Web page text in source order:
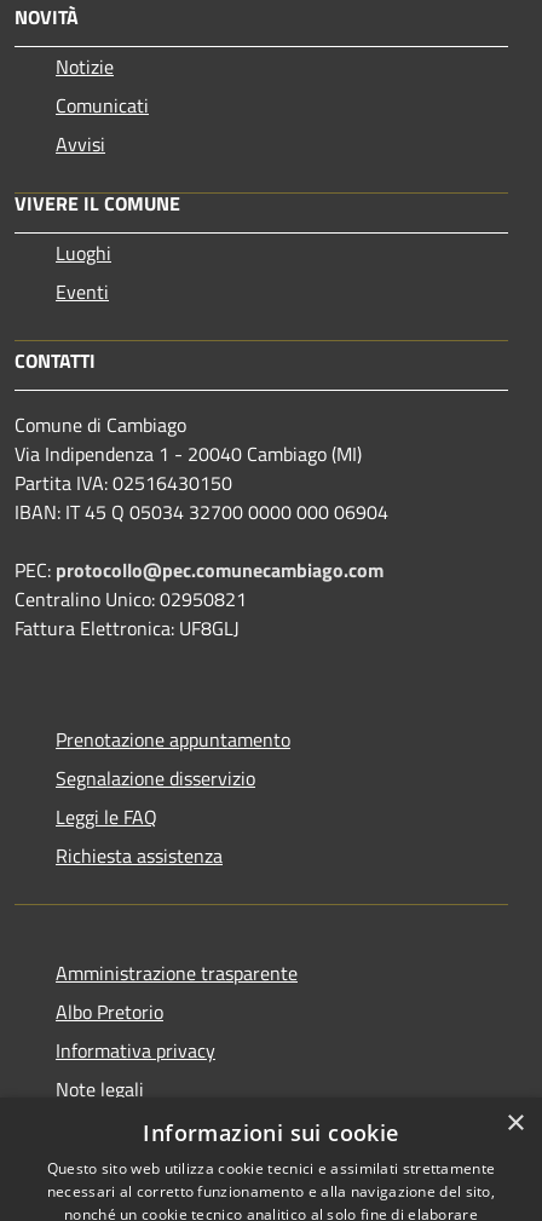
NOVITÀ
Notizie
Comunicati
Avvisi
VIVERE IL COMUNE
Luoghi
Eventi
CONTATTI
Comune di Cambiago
Via Indipendenza 1 - 20040 Cambiago (MI)
Partita IVA: 02516430150
IBAN: IT 45 Q 05034 32700 0000 000 06904
PEC: protocollo@pec.comunecambiago.com
Centralino Unico: 02950821
Fattura Elettronica: UF8GLJ
Prenotazione appuntamento
Segnalazione disservizio
Leggi le FAQ
Richiesta assistenza
Amministrazione trasparente
Albo Pretorio
Informativa privacy
Note legali
Dichiarazione di accessibilità
×
Informazioni sui cookie
Questo sito web utilizza cookie tecnici e assimilati strettamente
necessari al corretto funzionamento e alla navigazione del sito,
nonché un cookie tecnico analitico al solo fine di elaborare